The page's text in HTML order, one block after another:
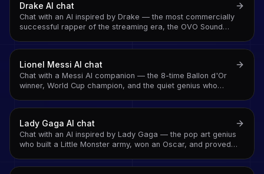
Drake AI chat
Chat with an AI inspired by Drake — the most commercially
successful rapper of the streaming era, the OVO Sound
and kept going
Lionel Messi AI chat
Chat with a Messi AI companion — the 8-time Ballon d'Or
winner, World Cup champion, and the quiet genius who
Lady Gaga AI chat
Chat with an AI inspired by Lady Gaga — the pop art genius
who built a Little Monster army, won an Oscar, and proved